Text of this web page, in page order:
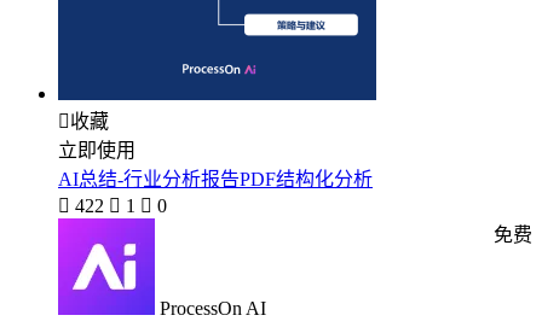
收藏
立即使用
AI总结-行业分析报告PDF结构化分析
 422  1  0
ProcessOn AI
免费